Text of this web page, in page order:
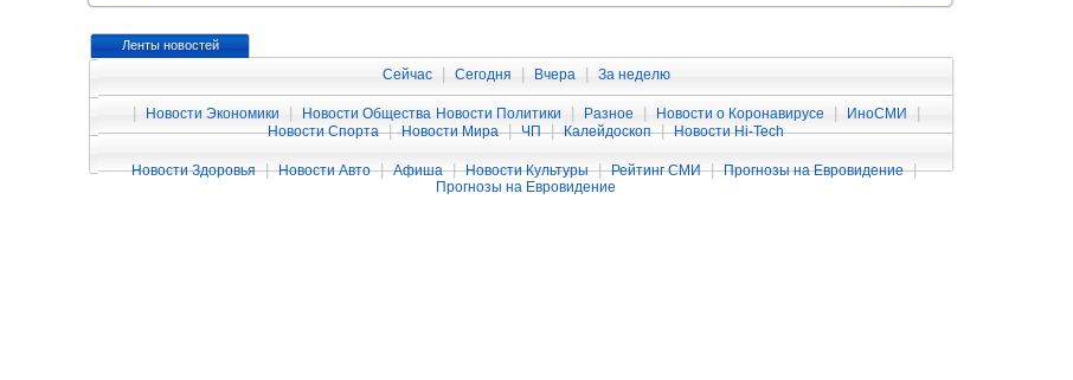
Ленты новостей
Сейчас Сегодня Вчера За неделю
Новости Экономики Новости Общества Новости Политики Разное Новости о Коронавирусе ИноСМИ
Новости Спорта | Новости Мира | ЧП | Калейдоскоп | Новости Hi-Tech
Новости Здоровья | Новости Авто | Афиша | Новости Культуры | Рейтинг СМИ | Прогнозы на Евровидение |
Прогнозы на Евровидение